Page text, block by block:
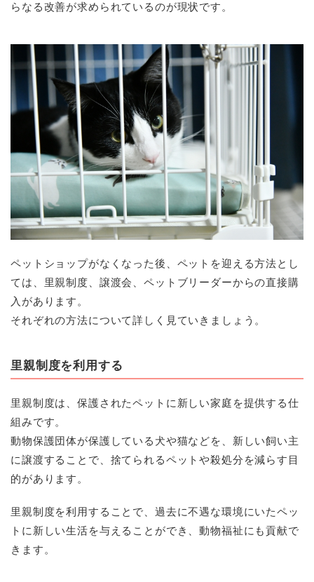
らなる改善が求められているのが現状です。
ペットショップがなくなった後、ペットを迎える方法とし
ては、里親制度、譲渡会、ペットブリーダーからの直接購
入があります。
それぞれの方法について詳しく見ていきましょう。
里親制度を利用する
里親制度は、保護されたペットに新しい家庭を提供する仕
組みです。
動物保護団体が保護している犬や猫などを、新しい飼い主
に譲渡することで、捨てられるペットや殺処分を減らす目
的があります。
里親制度を利用することで、過去に不遇な環境にいたペッ
トに新しい生活を与えることができ、動物福祉にも貢献で
きます。